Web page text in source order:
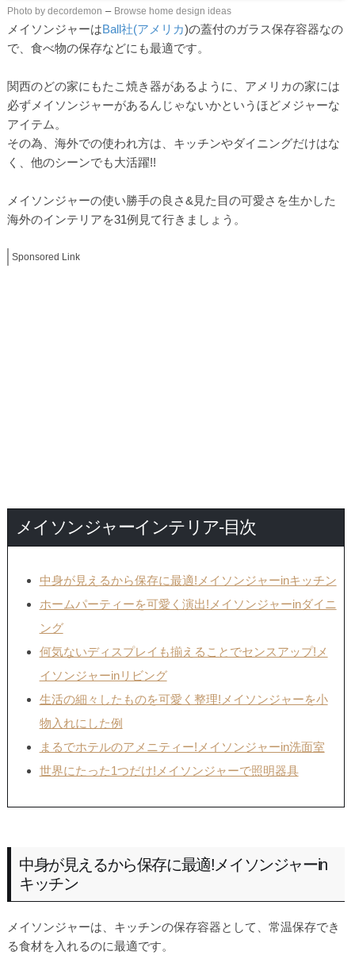
Photo by decordemon – Browse home design ideas
メイソンジャーはBall社(アメリカ)の蓋付のガラス保存容器なの
で、食べ物の保存などにも最適です。
関西のどの家にもたこ焼き器があるように、アメリカの家には
必ずメイソンジャーがあるんじゃないかというほどメジャーな
アイテム。
その為、海外での使われ方は、キッチンやダイニングだけはな
く、他のシーンでも大活躍!!
メイソンジャーの使い勝手の良さ&見た目の可愛さを生かした
海外のインテリアを31例見て行きましょう。
Sponsored Link
メイソンジャーインテリア-目次
中身が見えるから保存に最適!メイソンジャーinキッチン
ホームパーティーを可愛く演出!メイソンジャーinダイニ
ング
何気ないディスプレイも揃えることでセンスアップ!メ
イソンジャーinリビング
生活の細々したものを可愛く整理!メイソンジャーを小
物入れにした例
まるでホテルのアメニティー!メイソンジャーin洗面室
世界にたった1つだけ!メイソンジャーで照明器具
中身が見えるから保存に最適!メイソンジャーin
キッチン
メイソンジャーは、キッチンの保存容器として、常温保存でき
る食材を入れるのに最適です。